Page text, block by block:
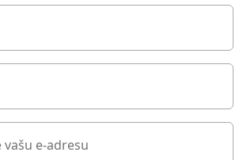
e-adresu